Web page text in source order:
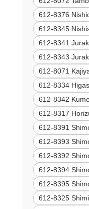
612-8376
612-8345
612-8341
612-8343
612-8071
612-8334
612-8342
612-8317
612-8391
612-8393
612-8392
612-8394
612-8395
612-8325